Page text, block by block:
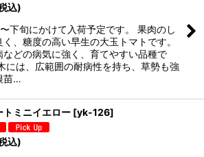
込)
下旬にかけて入荷予定です。 果肉のし
く、糖度の高い早生の大玉トマトです。
などの病気に強く、育てやすい品種で
には、広範囲の耐病性を持ち、草勢も強
苗…
トミニイエロー [yk-126]
込)